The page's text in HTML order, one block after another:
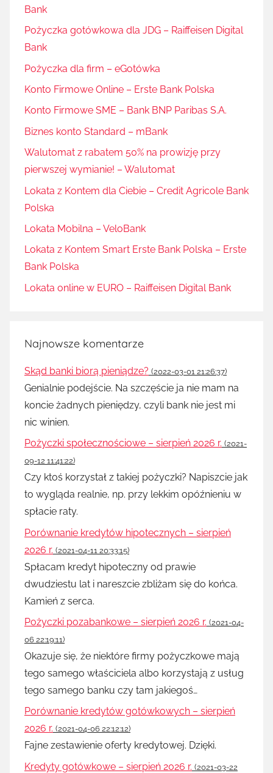
Bank
Pożyczka gotówkowa dla JDG – Raiffeisen Digital
Bank
Pożyczka dla firm – eGotówka
Konto Firmowe Online – Erste Bank Polska
Konto Firmowe SME – Bank BNP Paribas S.A.
Biznes konto Standard – mBank
Walutomat z rabatem 50% na prowizję przy
pierwszej wymianie! – Walutomat
Lokata z Kontem dla Ciebie – Credit Agricole Bank
Polska
Lokata Mobilna – VeloBank
Lokata z Kontem Smart Erste Bank Polska – Erste
Bank Polska
Lokata online w EURO – Raiffeisen Digital Bank
Najnowsze komentarze
Skąd banki biorą pieniądze? (2022-03-01 21:26:37)
Genialnie podejście. Na szczęście ja nie mam na
koncie żadnych pieniędzy, czyli bank nie jest mi
nic winien.
Pożyczki społecznościowe – sierpień 2026 r. (2021-
09-12 11:41:22)
Czy ktoś korzystał z takiej pożyczki? Napiszcie jak
to wygląda realnie, np. przy lekkim opóźnieniu w
spłacie raty.
Porównanie kredytów hipotecznych – sierpień
2026 r. (2021-04-11 20:33:15)
Spłacam kredyt hipoteczny od prawie
dwudziestu lat i nareszcie zbliżam się do końca.
Kamień z serca.
Pożyczki pozabankowe – sierpień 2026 r. (2021-04-
06 22:19:11)
Okazuje się, że niektóre firmy pożyczkowe mają
tego samego właściciela albo korzystają z usług
tego samego banku czy tam jakiegoś…
Porównanie kredytów gotówkowych – sierpień
2026 r. (2021-04-06 22:12:12)
Fajne zestawienie oferty kredytowej. Dzięki.
Kredyty gotówkowe – sierpień 2026 r. (2021-03-22